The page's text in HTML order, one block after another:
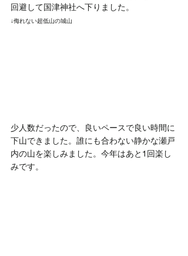
回避して国津神社へ下りました。
↓侮れない超低山の城山
少人数だったので、良いペースで良い時間に
下山できました。誰にも合わない静かな瀬戸
内の山を楽しみました。今年はあと1回楽し
みです。